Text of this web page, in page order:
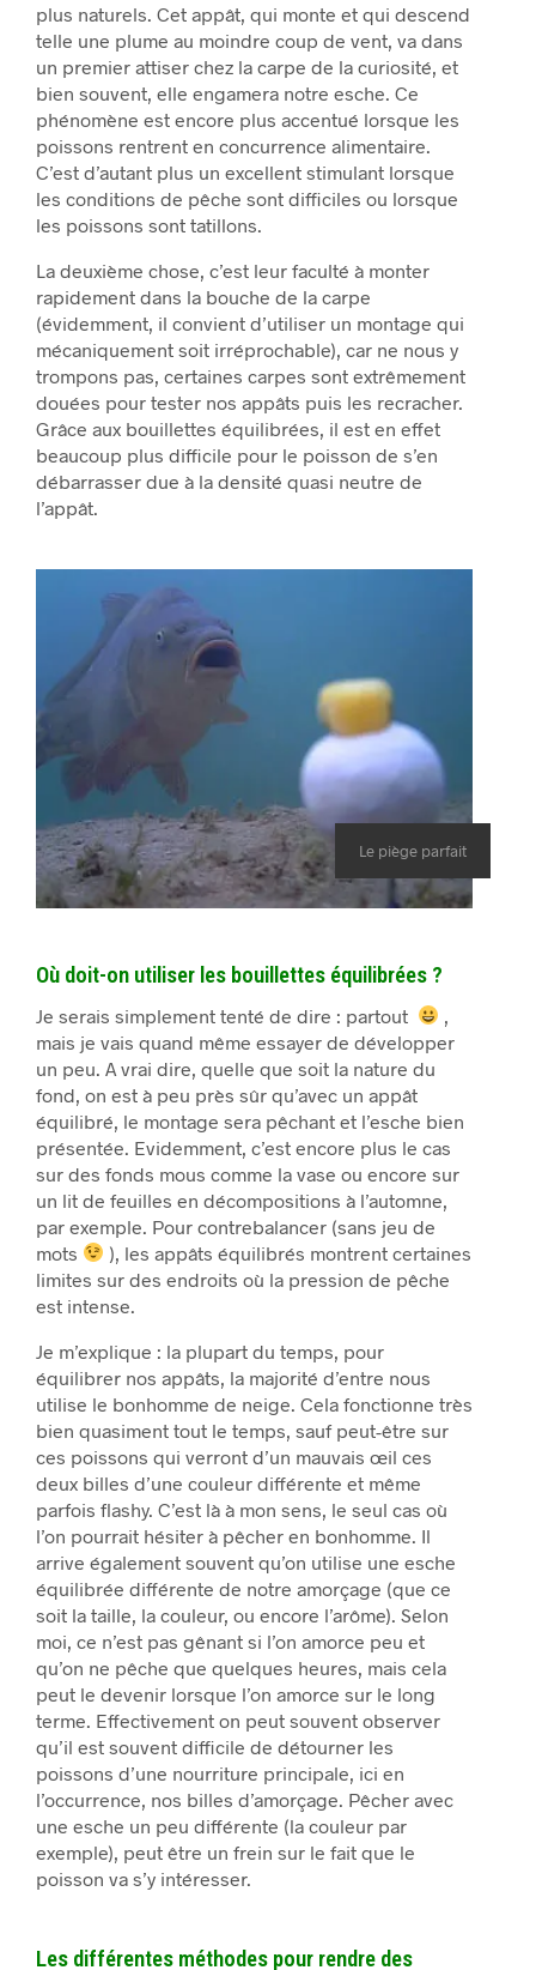
plus naturels. Cet appât, qui monte et qui descend
telle une plume au moindre coup de vent, va dans
un premier attiser chez la carpe de la curiosité, et
bien souvent, elle engamera notre esche. Ce
phénomène est encore plus accentué lorsque les
poissons rentrent en concurrence alimentaire.
C’est d’autant plus un excellent stimulant lorsque
les conditions de pêche sont difficiles ou lorsque
les poissons sont tatillons.
La deuxième chose, c’est leur faculté à monter
rapidement dans la bouche de la carpe
(évidemment, il convient d’utiliser un montage qui
mécaniquement soit irréprochable), car ne nous y
trompons pas, certaines carpes sont extrêmement
douées pour tester nos appâts puis les recracher.
Grâce aux bouillettes équilibrées, il est en effet
beaucoup plus difficile pour le poisson de s’en
débarrasser due à la densité quasi neutre de
l’appât.
Le piège parfait
Où doit-on utiliser les bouillettes équilibrées ?
Je serais simplement tenté de dire : partout
mais je vais quand même essayer de développer
un peu. A vrai dire, quelle que soit la nature du
fond, on est à peu près sûr qu’avec un appât
équilibré, le montage sera pêchant et l’esche bien
présentée. Evidemment, c’est encore plus le cas
sur des fonds mous comme la vase ou encore sur
un lit de feuilles en décompositions à l’automne,
par exemple. Pour contrebalancer (sans jeu de
mots
), les appâts équilibrés montrent certaines
limites sur des endroits où la pression de pêche
est intense.
Je m’explique : la plupart du temps, pour
équilibrer nos appâts, la majorité d’entre nous
utilise le bonhomme de neige. Cela fonctionne très
bien quasiment tout le temps, sauf peut-être sur
ces poissons qui verront d’un mauvais œil ces
deux billes d’une couleur différente et même
parfois flashy. C’est là à mon sens, le seul cas où
l’on pourrait hésiter à pêcher en bonhomme. Il
arrive également souvent qu’on utilise une esche
équilibrée différente de notre amorçage (que ce
soit la taille, la couleur, ou encore l’arôme). Selon
moi, ce n’est pas gênant si l’on amorce peu et
qu’on ne pêche que quelques heures, mais cela
peut le devenir lorsque l’on amorce sur le long
terme. Effectivement on peut souvent observer
qu’il est souvent difficile de détourner les
poissons d’une nourriture principale, ici en
l’occurrence, nos billes d’amorçage. Pêcher avec
une esche un peu différente (la couleur par
exemple), peut être un frein sur le fait que le
poisson va s’y intéresser.
Les différentes méthodes pour rendre des